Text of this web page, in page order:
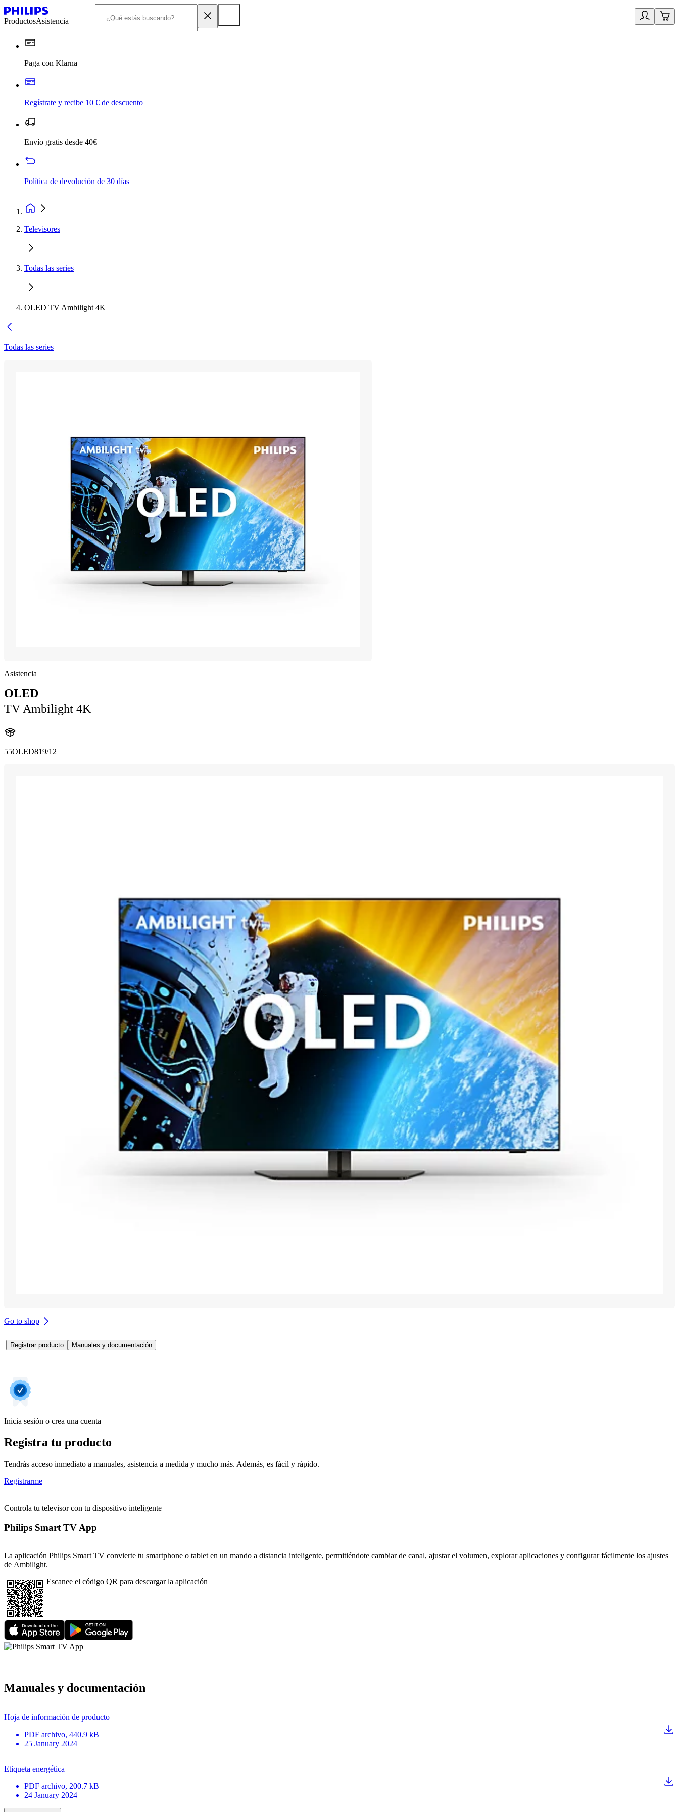
ProductosAsistencia
Paga con Klarna
Regístrate y recibe 10 € de descuento
Envío gratis desde 40€
Política de devolución de 30 días
Televisores
Todas las series
OLED TV Ambilight 4K
Todas las series
Asistencia
OLED
TV Ambilight 4K
55OLED819/12
Go to shop
Registrar producto Manuales y documentación
Inicia sesión o crea una cuenta
Registra tu producto
Tendrás acceso inmediato a manuales, asistencia a medida y mucho más. Además, es fácil y rápido.
Registrarme
Controla tu televisor con tu dispositivo inteligente
Philips Smart TV App
La aplicación Philips Smart TV convierte tu smartphone o tablet en un mando a distancia inteligente, permitiéndote cambiar de canal, ajustar el volumen, explorar aplicaciones y configurar fácilmente los ajustes
de Ambilight.
Escanee el código QR para descargar la aplicación
Manuales y documentación
Hoja de información de producto
PDF archivo, 440.9 kB
25 January 2024
Etiqueta energética
PDF archivo, 200.7 kB
24 January 2024